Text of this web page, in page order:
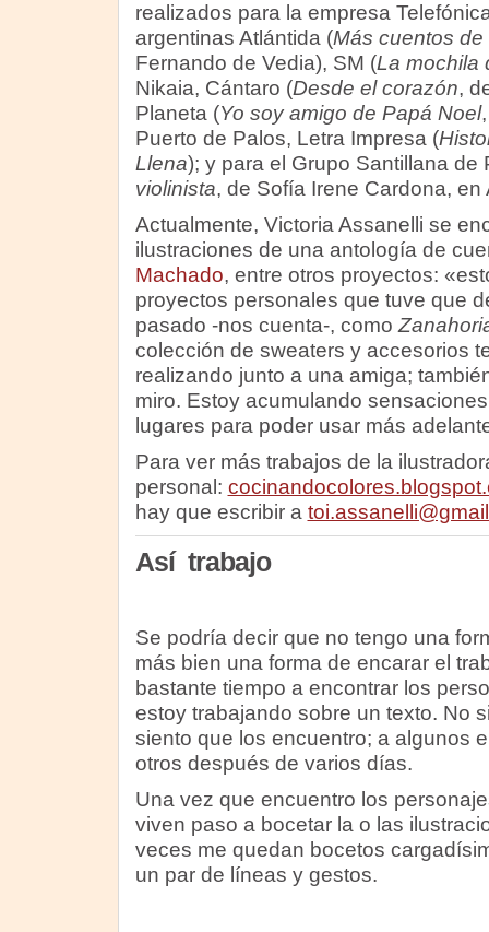
realizados para la empresa
argentinas Atlántida (Más cuentos
Fernando de Vedia), SM (La mochila
Nikaia, Cántaro (Desde el corazón,
Planeta (Yo soy amigo de Papá Noel
Puerto de Palos, Letra Impresa (
Llena); y para el Grupo Santillana de
violinista, de Sofía Irene Cardona, en
Actualmente, Victoria Assanelli se
ilustraciones de una antología de
Machado, entre otros proyectos:
proyectos personales que tuve que
pasado -nos cuenta-, como
colección de sweaters y accesorios
realizando junto a una amiga;
miro. Estoy acumulando
lugares para poder usar más
Para ver más trabajos de la
personal:
hay que escribir a
Así trabajo
Se podría decir que no tengo una
más bien una forma de encarar el
bastante tiempo a encontrar los
estoy trabajando sobre un texto. No
siento que los encuentro; a algunos
otros después de varios días.
Una vez que encuentro los
viven paso a bocetar la o las
veces me quedan bocetos
un par de líneas y gestos.